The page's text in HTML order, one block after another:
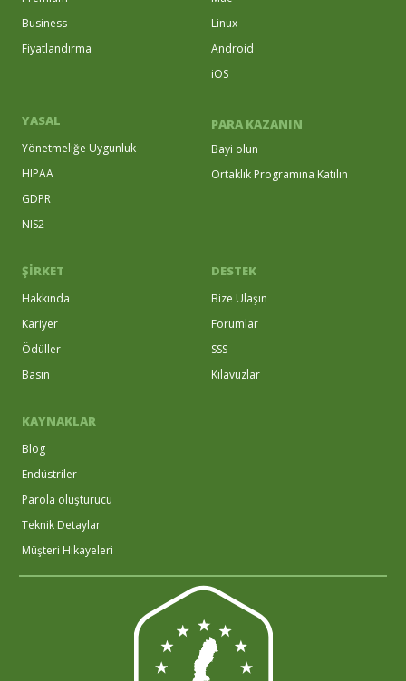
Business
Fiyatlandırma
Linux
Android
iOS
YASAL
Yönetmeliğe Uygunluk
HIPAA
GDPR
NIS2
PARA KAZANIN
Bayi olun
Ortaklık Programına Katılın
ŞİRKET
Hakkında
Kariyer
Ödüller
Basın
DESTEK
Bize Ulaşın
Forumlar
SSS
Kılavuzlar
KAYNAKLAR
Blog
Endüstriler
Parola oluşturucu
Teknik Detaylar
Müşteri Hikayeleri